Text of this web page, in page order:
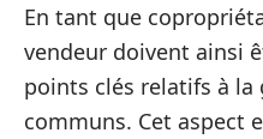
En tant que
vendeur doivent ainsi
points clés relatifs à la
communs. Cet aspect